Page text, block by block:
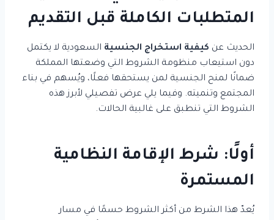
المتطلبات الكاملة قبل التقديم
الحديث عن كيفية استخراج الجنسية السعودية لا يكتمل
دون استيعاب منظومة الشروط التي وضعتها المملكة
ضمانًا لمنح الجنسية لمن يستحقها فعلًا، ويُسهم في بناء
المجتمع وتنميته. وفيما يلي عرض تفصيلي لأبرز هذه
الشروط التي تنطبق على غالبية الحالات.
أولًا: شرط الإقامة النظامية
المستمرة
يُعدّ هذا الشرط من أكثر الشروط حسمًا في مسار